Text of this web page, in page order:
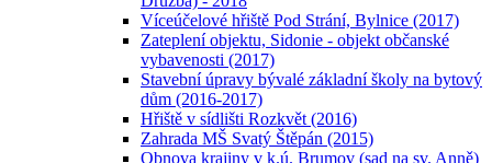
Víceúčelové hřiště Pod Strání, Bylnice (2017)
Zateplení objektu, Sidonie - objekt občanské
vybavenosti (2017)
Stavební úpravy bývalé základní školy na bytový
dům (2016-2017)
Hřiště v sídlišti Rozkvět (2016)
Zahrada MŠ Svatý Štěpán (2015)
Obnova krajiny v k.ú. Brumov (sad na sv. Anně)